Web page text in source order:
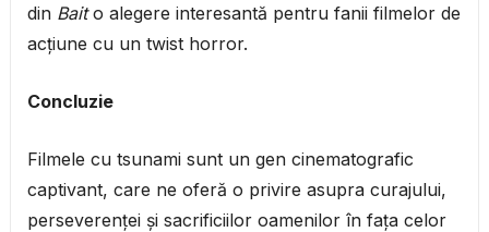
din Baito alegere interesantă pentru fanii filmelor de
acțiune cu un twist horror.
Concluzie
Filmele cu tsunami sunt un gen cinematografic
captivant, care ne oferă o privire asupra curajului,
perseverenței și sacrificiilor oamenilor în fața celor